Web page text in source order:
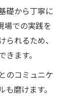
礎から丁寧に
場での実践を
れるため、
ます。
のコミュニケ
磨けます。